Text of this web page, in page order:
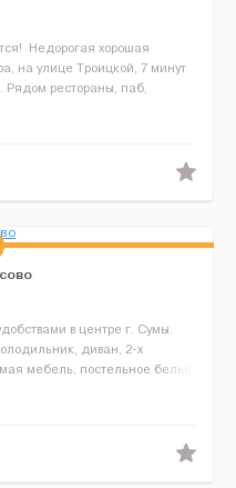
Недорогая хорошая
на улице Троицкой, 7 минут
Рядом рестораны, паб,
Ест...
в центре г. Сумы.
диван, 2-х
мебель, постельное белье,
Заселен...